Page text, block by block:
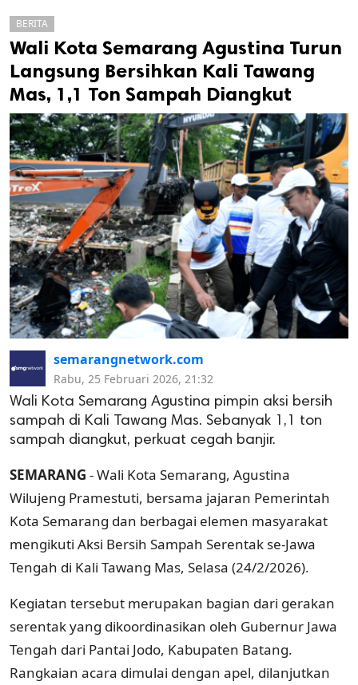
cipta.
BERITA
Wali Kota Semarang Agustina Turun
Langsung Bersihkan Kali Tawang
Mas, 1,1 Ton Sampah Diangkut
semarangnetwork.com
Rabu, 25 Februari 2026, 21:32
Wali Kota Semarang Agustina pimpin aksi bersih
sampah di Kali Tawang Mas. Sebanyak 1,1 ton
sampah diangkut, perkuat cegah banjir.
SEMARANG - Wali Kota Semarang, Agustina
Wilujeng Pramestuti, bersama jajaran Pemerintah
Kota Semarang dan berbagai elemen masyarakat
mengikuti Aksi Bersih Sampah Serentak se-Jawa
Tengah di Kali Tawang Mas, Selasa (24/2/2026).
Kegiatan tersebut merupakan bagian dari gerakan
serentak yang dikoordinasikan oleh Gubernur Jawa
Tengah dari Pantai Jodo, Kabupaten Batang.
Rangkaian acara dimulai dengan apel, dilanjutkan